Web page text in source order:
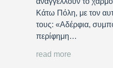
Κάτω Πόλη, με τον
τους: «Αδέρφια,
περίφημη…
read more